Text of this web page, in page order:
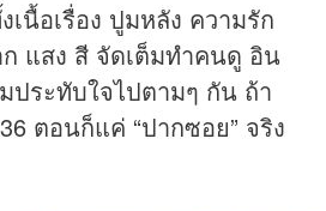
เนื้อเรื่อง ปูมหลัง ความรัก
แสง สี จัดเต็มทำคนดู อิน
ประทับใจไปตามๆ กัน ถ้า
ตอนก็แค่ “ปากซอย” จริง